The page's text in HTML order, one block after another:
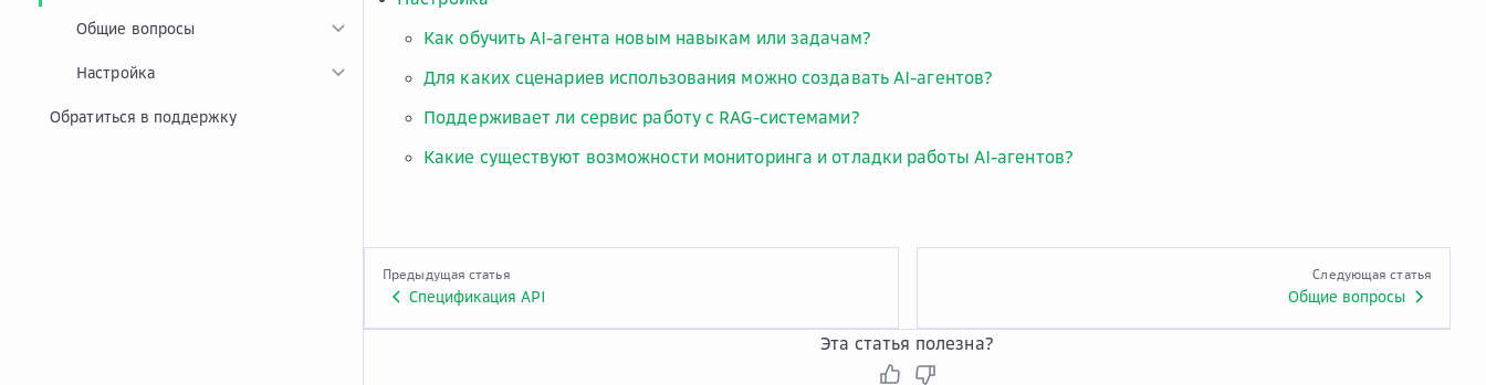
Общие вопросы
Настройка
Обратиться в поддержку
Как обучить AI-агента новым навыкам или задачам?
Для каких сценариев использования можно создавать AI-агентов?
Поддерживает ли сервис работу с RAG-системами?
Какие существуют возможности мониторинга и отладки работы AI-агентов?
Предыдущая статья
Спецификация API
Следующая статья
Общие вопросы
Эта статья полезна?